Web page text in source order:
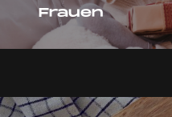
Frauen